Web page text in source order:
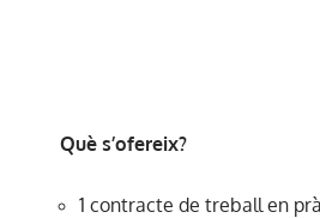
Què s’ofereix?
1 contracte de treball en